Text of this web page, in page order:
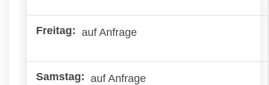
auf Anfrage
auf Anfrage